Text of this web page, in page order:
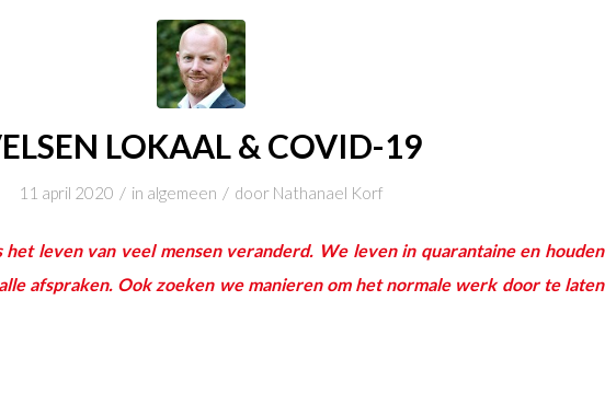
LOKAAL & COVID-19
11 april 2020 / in algemeen / door Nathanael Korf
het leven van veel mensen veranderd. We leven in quarantaine en houden
afspraken. Ook zoeken we manieren om het normale werk door te laten